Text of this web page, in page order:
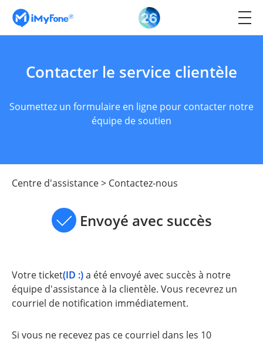
Contacter le service clientèle
Soumettez un formulaire en ligne pour contacter notre
équipe de soutien
Centre d'assistance> Contactez-nous
Envoyé avec succès
Votre ticket(ID :)a été envoyé avec succès à notre
équipe d'assistance à la clientèle. Vous recevrez un
courriel de notification immédiatement.
Si vous ne recevez pas ce courriel dans les 10